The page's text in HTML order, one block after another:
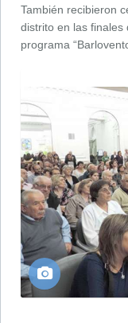
También recibieron
distrito en las finales
programa